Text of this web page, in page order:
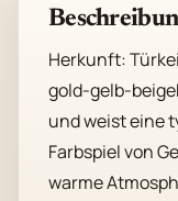
Herkunft:
gold-gelb-
und weist eine
Farbspiel von
warme